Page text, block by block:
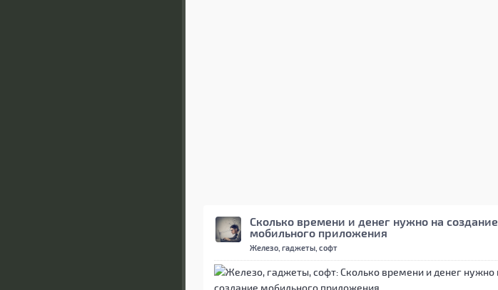
Сколько времени и денег нужно на создание
мобильного приложения
Железо, гаджеты, софт